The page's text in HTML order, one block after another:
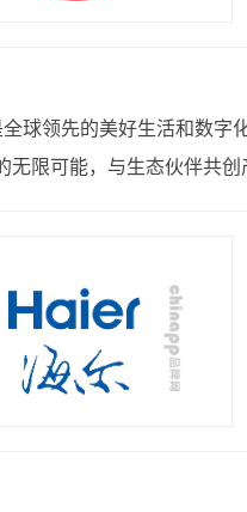
球领先的美好生活和数
无限可能，与生态伙伴共